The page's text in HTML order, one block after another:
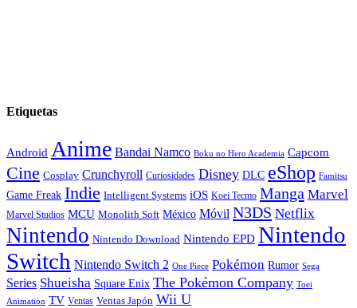
Etiquetas
Android Anime Bandai Namco Boku no Hero Academia Capcom
Cine Cosplay Crunchyroll Curiosidades Disney DLC eShop Famitsu
Game Freak Indie Intelligent Systems iOS Koei Tecmo Manga Marvel
Marvel Studios MCU Monolith Soft México Móvil N3DS Netflix
Nintendo Nintendo Download Nintendo EPD Nintendo
Switch Nintendo Switch 2 One Piece Pokémon Rumor Sega
Series Shueisha Square Enix The Pokémon Company Toei
Animation TV Ventas Ventas Japón Wii U